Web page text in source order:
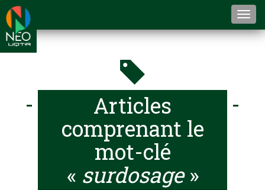
Articles
comprenant le
mot-clé
« surdosage»